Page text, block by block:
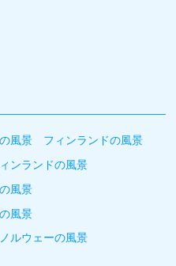
風景 フィンランドの風景
ンランドの風景
風景
風景
ルウェーの風景